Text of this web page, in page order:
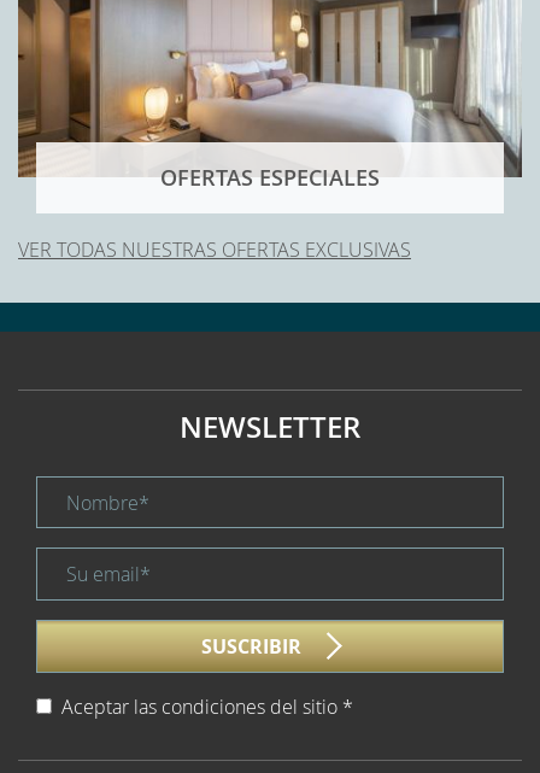
OFERTAS ESPECIALES
VER TODAS NUESTRAS OFERTAS EXCLUSIVAS
NEWSLETTER
Nombre *
Su email *
SUSCRIBIR
Aviso legal
Aceptar las condiciones del sitio *